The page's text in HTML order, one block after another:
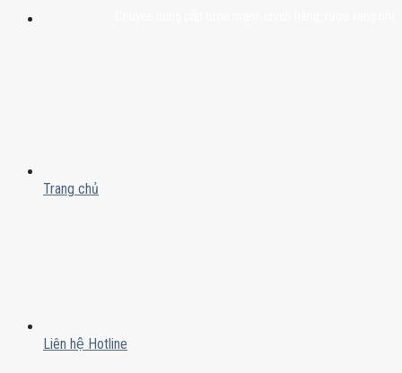
Trang chủ
Liên hệ Hotline